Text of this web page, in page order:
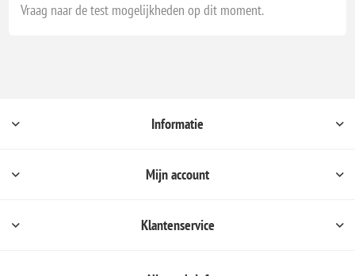
Vraag naar de test mogelijkheden op dit moment.
Informatie
Mijn account
Klantenservice